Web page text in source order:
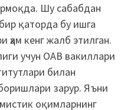
Шу сабабдан
қаторда бу ишга
кенг жалб этилган.
учун ОАВ вакиллари
билан
зарур. Яъни
оқимларнинг